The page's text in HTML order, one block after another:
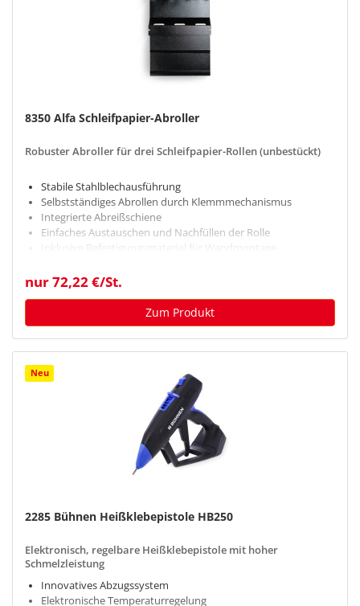
8350 Alfa Schleifpapier-Abroller
Robuster Abroller für drei Schleifpapier-Rollen (unbestückt)
Stabile Stahlblechausführung
Selbstständiges Abrollen durch Klemmmechanismus
Integrierte Abreißschiene
Einfaches Austauschen und Nachfüllen der Rolle
Inklusive Befestigungsmaterial für Wandmontage
nur 72,22 €/St.
Zum Produkt
Neu
2285 Bühnen Heißklebepistole HB250
Elektronisch, regelbare Heißklebepistole mit hoher
Schmelzleistung
Innovatives Abzugssystem
Elektronische Temperaturregelung